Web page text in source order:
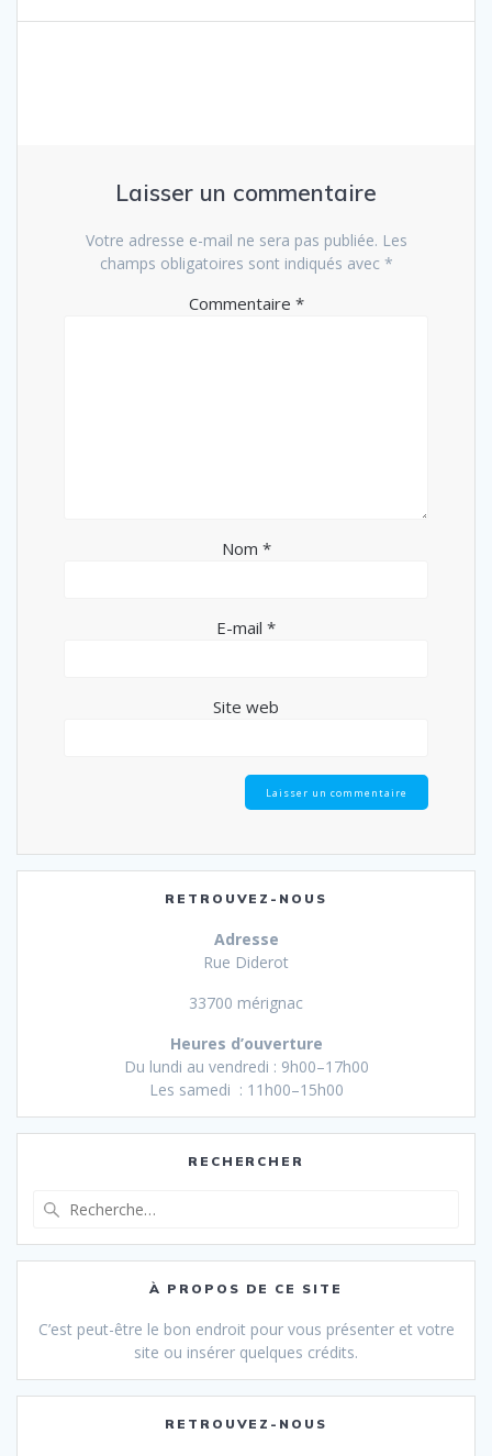
Laisser un commentaire
Votre adresse e-mail ne sera pas publiée. Les
champs obligatoires sont indiqués avec *
Commentaire *
Nom *
E-mail *
Site web
RETROUVEZ-NOUS
Adresse
Rue Diderot
33700 mérignac
Heures d’ouverture
Du lundi au vendredi : 9h00–17h00
Les samedi : 11h00–15h00
RECHERCHER
:
À PROPOS DE CE SITE
C’est peut-être le bon endroit pour vous présenter et votre
site ou insérer quelques crédits.
RETROUVEZ-NOUS